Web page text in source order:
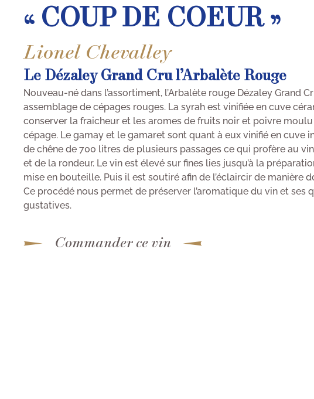
« COUP DE COEUR »
Lionel Chevalley
Le Dézaley Grand Cru l’Arbalète Rouge
Nouveau-né dans l’assortiment, l’Arbalète rouge Dézaley Grand
assemblage de cépages rouges. La syrah est vinifiée en cuve
conserver la fraicheur et les aromes de fruits noir et poivre
cépage. Le gamay et le gamaret sont quant à eux vinifié en cuve
de chêne de 700 litres de plusieurs passages ce qui profère au
et de la rondeur. Le vin est élevé sur fines lies jusqu’à la
mise en bouteille. Puis il est soutiré afin de l’éclaircir de manière
Ce procédé nous permet de préserver l’aromatique du vin et ses
gustatives.
Commander ce vin